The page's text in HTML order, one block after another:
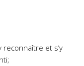
reconnaître et s’y